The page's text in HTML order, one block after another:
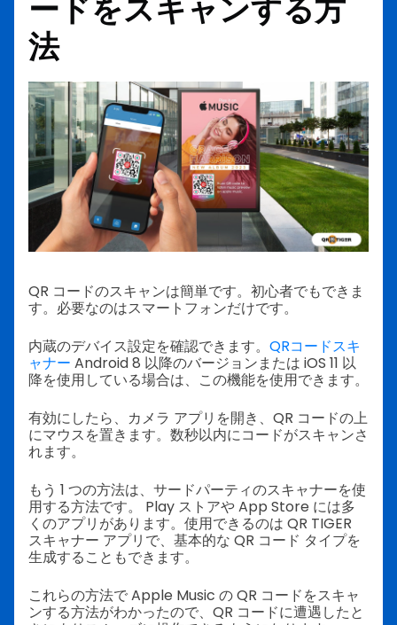
ードをスキャンする方
法
QR コードのスキャンは簡単です。初心者でもできま
す。必要なのはスマートフォンだけです。
内蔵のデバイス設定を確認できます。 QRコードスキ
ャナー Android 8 以降のバージョンまたは iOS 11 以
降を使用している場合は、この機能を使用できます。
有効にしたら、カメラ アプリを開き、QR コードの上
にマウスを置きます。数秒以内にコードがスキャンさ
れます。
もう 1 つの方法は、サードパーティのスキャナーを使
用する方法です。 Play ストアや App Store には多
くのアプリがあります。使用できるのは QR TIGER
スキャナー アプリで、基本的な QR コード タイプを
生成することもできます。
これらの方法で Apple Music の QR コードをスキャ
ンする方法がわかったので、QR コードに遭遇したと